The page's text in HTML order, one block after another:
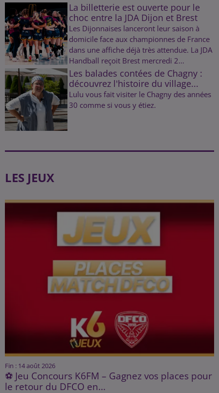
La billetterie est ouverte pour le
choc entre la JDA Dijon et Brest
Les Dijonnaises lanceront leur saison à
domicile face aux championnes de France
dans une affiche déjà très attendue. La JDA
Handball reçoit Brest mercredi 2...
Les balades contées de Chagny :
découvrez l'histoire du village...
Lulu vous fait visiter le Chagny des années
30 comme si vous y étiez.
LES JEUX
Fin : 14 août 2026
⚽ Jeu Concours K6FM – Gagnez vos places pour
le retour du DFCO en...